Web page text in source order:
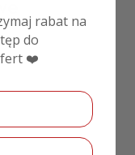
rabat na
do
❤️